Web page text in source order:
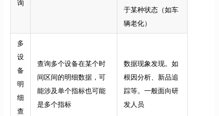
询
于某种状态（如车
辆老化）
多
设
备
明
细
查
查询多个设备在某个时
间区间的明细数据，可
能涉及单个指标也可能
是多个指标
数据现象发现。如
根因分析、新品追
踪等。一般面向研
发人员